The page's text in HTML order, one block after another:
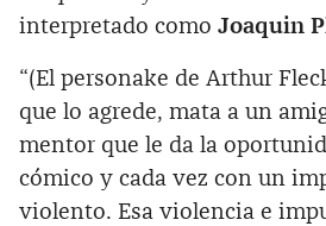
interpretado como Joaquin
“(El personake de Arthur
que lo agrede, mata a un
mentor que le da la
cómico y cada vez con un
violento. Esa violencia e